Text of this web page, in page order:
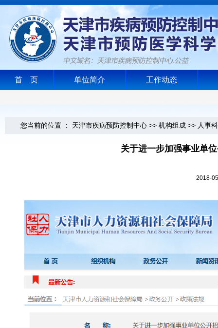
首 页 单位简介 工作动态
您当前的位置 ： 天津市疾病预防控制中心 >> 机构组成 >> 人事
关于进一步加强事业单
2018-